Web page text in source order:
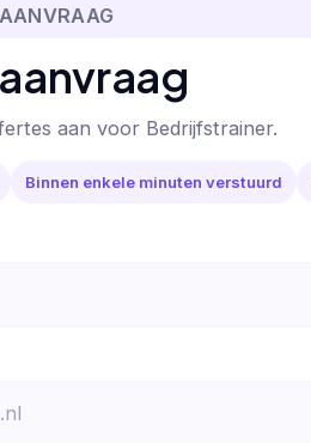
aan voor Bedrijfstrainer.
Binnen enkele minuten verstuurd